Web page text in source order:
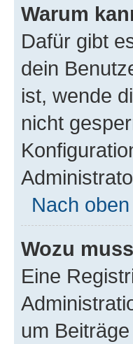
Warum
Dafür gibt
dein
ist, wende
nicht
Nach oben
Wozu
Eine
um